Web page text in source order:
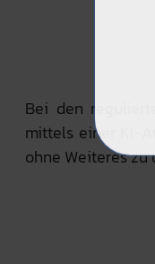
Bei den
mittels einer
ohne Weiteres